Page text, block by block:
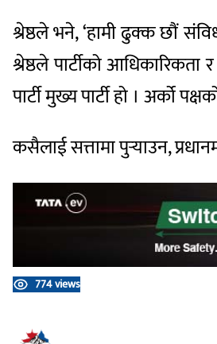
श्रेष्ठले भने, ‘हामी ढुक्क छौं
श्रेष्ठले पार्टीको
पार्टी मुख्य पार्टी हो । अर्को
कसैलाई सत्तामा पुर्‍याउन,
774 views